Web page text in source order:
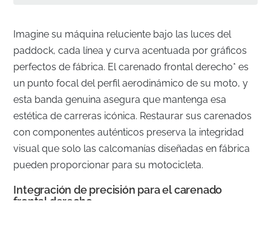
Imagine su máquina reluciente bajo las luces del
paddock, cada línea y curva acentuada por gráficos
perfectos de fábrica. El carenado frontal derecho* es
un punto focal del perfil aerodinámico de su moto, y
esta banda genuina asegura que mantenga esa
estética de carreras icónica. Restaurar sus carenados
con componentes auténticos preserva la integridad
visual que solo las calcomanías diseñadas en fábrica
pueden proporcionar para su motocicleta.
Integración de precisión para el carenado
frontal derecho